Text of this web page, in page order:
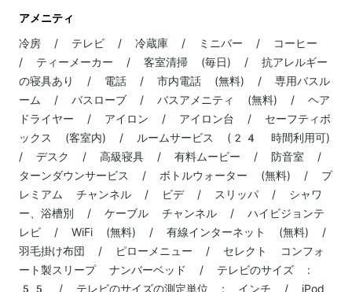
アメニティ
冷房 / テレビ / 冷蔵庫 / ミニバー / コーヒー
/ ティーメーカー / 客室清掃 (毎日) / 抗アレルギー
の寝具あり / 電話 / 市内電話 (無料) / 専用バスル
ーム / バスローブ / バスアメニティ (無料) / ヘア
ドライヤー / アイロン / アイロン台 / セーフティボ
ックス (客室内) / ルームサービス (24 時間利用可)
/ デスク / 高級寝具 / 有料ムービー / 防音室 /
ターンダウンサービス / ボトルウォーター (無料) / プ
レミアム チャンネル / ビデ / スリッパ / シャワ
ー、浴槽別 / ケーブル チャンネル / ハイビジョンテ
レビ / WiFi (無料) / 有線インターネット (無料) /
羽毛掛け布団 / ピローメニュー / セレクト コンフォ
ート製スリープ ナンバーベッド / テレビのサイズ :
55 / テレビのサイズの測定単位 : インチ / iPod